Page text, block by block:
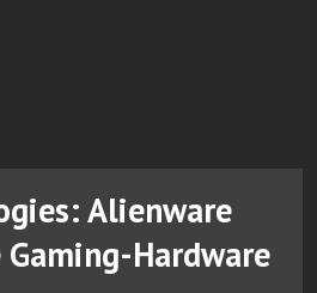
Alienware
Hardware